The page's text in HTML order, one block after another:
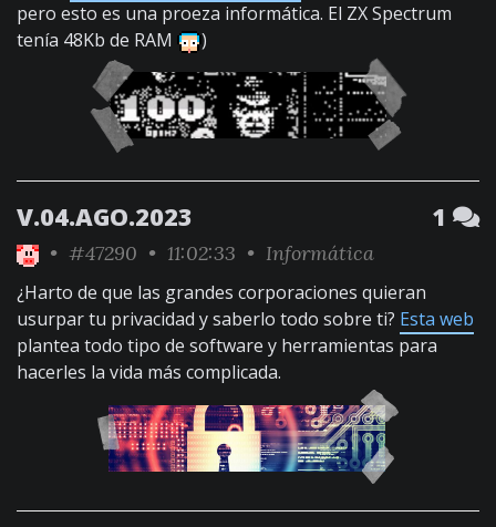
pero esto es una proeza informática. El ZX Spectrum
tenía 48Kb de RAM
)
V.04.AGO.2023 1
• #47290 • 11:02:33 • Informática
¿Harto de que las grandes corporaciones quieran
usurpar tu privacidad y saberlo todo sobre ti? Esta web
plantea todo tipo de software y herramientas para
hacerles la vida más complicada.